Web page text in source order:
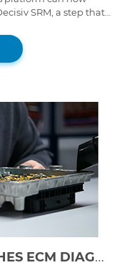
SRM, a step that
COJALI LAUNCHES ECM DIAGNOSTICS AND REPAIR LAB IN THE USA | COJALI REMAN